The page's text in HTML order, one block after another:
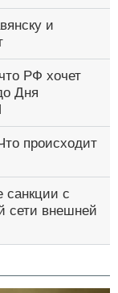
и
РФ хочет
Дня
происходит
санкции с
сети внешней